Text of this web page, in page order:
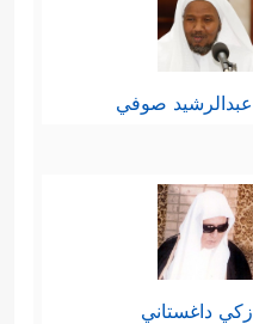
عبدالرشيد صوفي
زكي داغستاني